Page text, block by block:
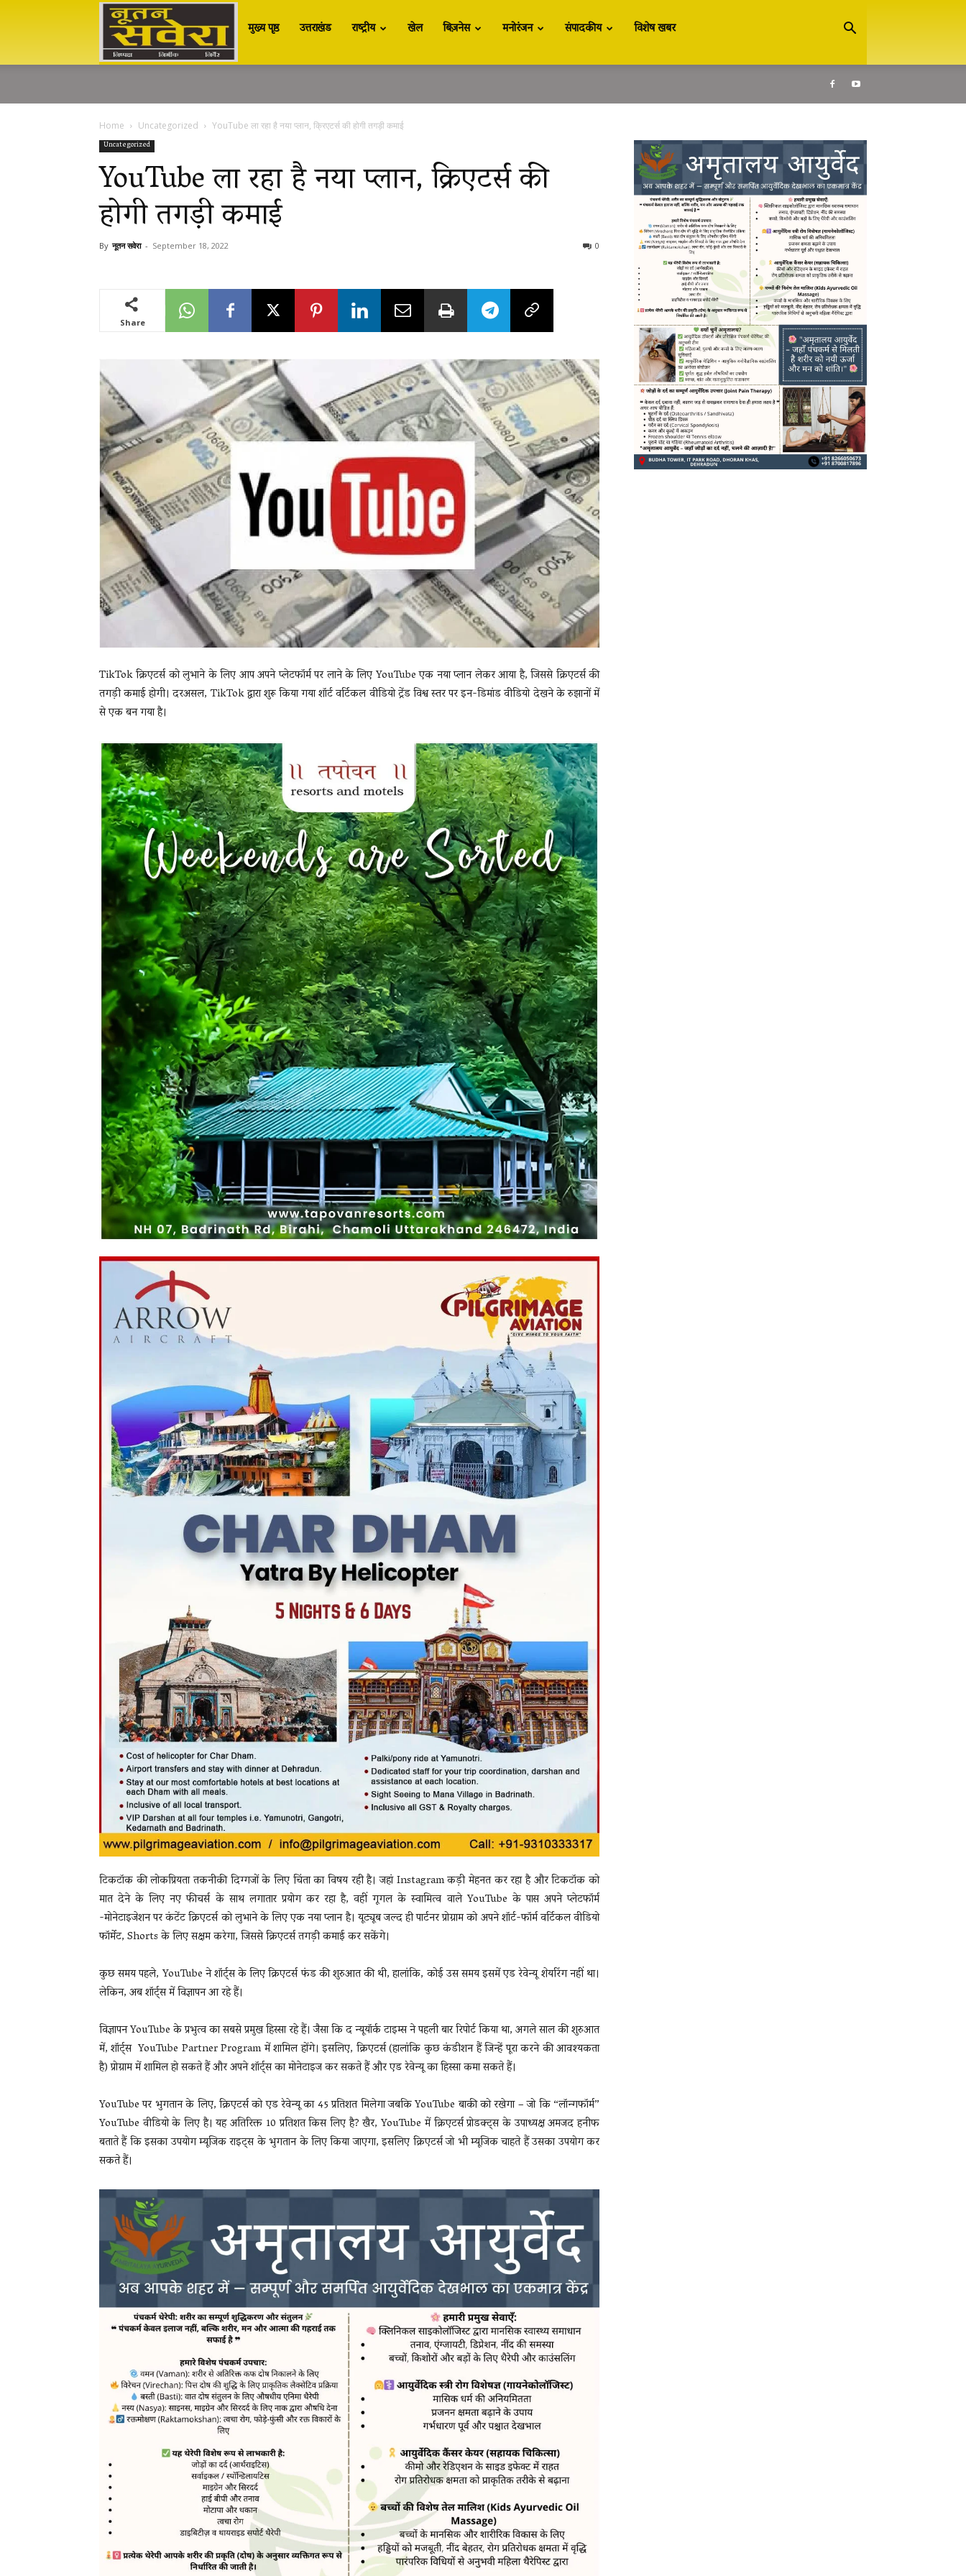
Nutan
Breaking
News
LIVE
मुख्य पृष्ठ उत्तराखंड राष्ट्रीय खेल बिज़नेस मनोरंजन संपादकीय विशेष खबर
Home Uncategorized YouTube ला रहा है नया प्लान, क्रिएटर्स की होगी तगड़ी कमाई
Uncategorized
YouTube ला रहा है नया प्लान, क्रिएटर्स की
होगी तगड़ी कमाई
By नूतन सवेरा - September 18, 2022 0
Share
TikTok क्रिएटर्स को लुभाने के लिए आप अपने प्लेटफॉर्म पर लाने के लिए YouTube एक नया प्लान लेकर आया है, जिससे क्रिएटर्स की
तगड़ी कमाई होगी। दरअसल, TikTok द्वारा शुरू किया गया शॉर्ट वर्टिकल वीडियो ट्रेंड विश्व स्तर पर इन-डिमांड वीडियो देखने के रुझानों में
से एक बन गया है।
टिकटॉक की लोकप्रियता तकनीकी दिग्गजों के लिए चिंता का विषय रही है। जहां Instagram कड़ी मेहनत कर रहा है और टिकटॉक को
मात देने के लिए नए फीचर्स के साथ लगातार प्रयोग कर रहा है, वहीं गूगल के स्वामित्व वाले YouTube के पास अपने प्लेटफॉर्म
-मोनेटाइजेशन पर कंटेंट क्रिएटर्स को लुभाने के लिए एक नया प्लान है। यूट्यूब जल्द ही पार्टनर प्रोग्राम को अपने शॉर्ट-फॉर्म वर्टिकल वीडियो
फॉर्मेट, Shorts के लिए सक्षम करेगा, जिससे क्रिएटर्स तगड़ी कमाई कर सकेंगे।
कुछ समय पहले, YouTube ने शॉर्ट्स के लिए क्रिएटर्स फंड की शुरुआत की थी, हालांकि, कोई उस समय इसमें एड रेवेन्यू शेयरिंग नहीं था।
लेकिन, अब शॉर्ट्स में विज्ञापन आ रहे हैं।
विज्ञापन YouTube के प्रभुत्व का सबसे प्रमुख हिस्सा रहे हैं। जैसा कि द न्यूयॉर्क टाइम्स ने पहली बार रिपोर्ट किया था, अगले साल की शुरुआत
में, शॉर्ट्स YouTube Partner Program में शामिल होंगे। इसलिए, क्रिएटर्स (हालांकि कुछ कंडीशन हैं जिन्हें पूरा करने की आवश्यकता
है) प्रोग्राम में शामिल हो सकते हैं और अपने शॉर्ट्स का मोनेटाइज कर सकते हैं और एड रेवेन्यू का हिस्सा कमा सकते हैं।
YouTube पर भुगतान के लिए, क्रिएटर्स को एड रेवेन्यू का 45 प्रतिशत मिलेगा जबकि YouTube बाकी को रखेगा – जो कि “लॉन्गफॉर्म”
YouTube वीडियो के लिए है। यह अतिरिक्त 10 प्रतिशत किस लिए है? खैर, YouTube में क्रिएटर्स प्रोडक्ट्स के उपाध्यक्ष अमजद हनीफ
बताते हैं कि इसका उपयोग म्यूजिक राइट्स के भुगतान के लिए किया जाएगा, इसलिए क्रिएटर्स जो भी म्यूजिक चाहते हैं उसका उपयोग कर
सकते हैं।